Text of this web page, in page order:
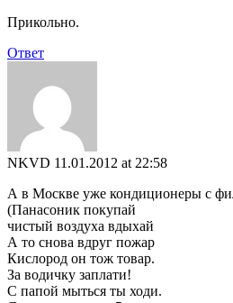
Прикольно.
Ответ
NKVD 11.01.2012 at 22:58
А в Москве уже кондиционеры с
(Панасоник покупай
чистый воздуха вдыхай
А то снова вдруг пожар
Кислород он тож товар.
За водичку заплати!
С папой мыться ты ходи.